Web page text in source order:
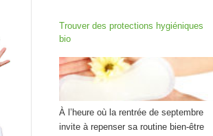
Trouver des protections hygiéniques
bio
À l’heure où la rentrée de septembre
invite à repenser sa routine bien-être